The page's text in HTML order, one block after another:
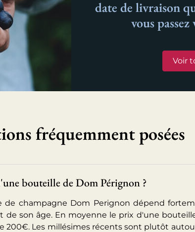
date de livraison
vous
Voir
fréquemment posées
bouteille de Dom Pérignon ?
de champagne Dom Perignon dépend
de son âge. En moyenne le prix d'une
200€. Les millésimes récents sont plutôt